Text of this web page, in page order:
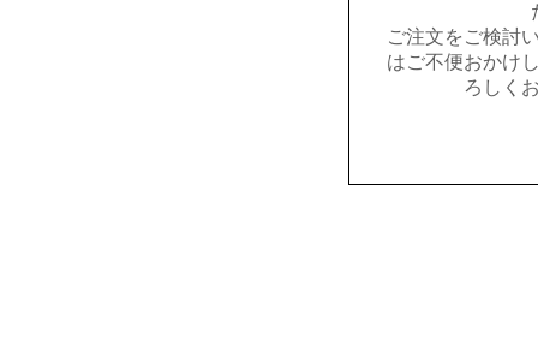
ご注文をご検討
はご不便おかけ
ろしく